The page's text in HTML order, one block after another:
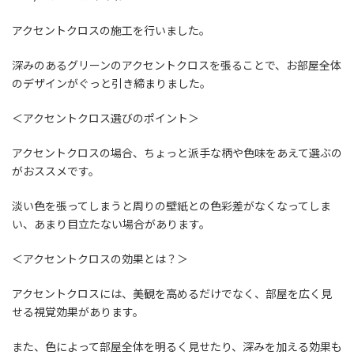
アクセントクロスの施工を行いました。
深みのあるグリーンのアクセントクロスを張ることで、お部屋全体
のデザインがぐっと引き締まりました。
＜アクセントクロス選びのポイント＞
アクセントクロスの場合、ちょっと派手な柄や色味をあえて選ぶの
がおススメです。
淡い色を張ってしまうと周りの壁紙との色彩差がなくなってしま
い、あまり目立たない場合があります。
＜アクセントクロスの効果とは？＞
アクセントクロスには、美観を高めるだけでなく、部屋を広く見
せる視覚効果があります。
また、色によって部屋全体を明るく見せたり、深みを加える効果も